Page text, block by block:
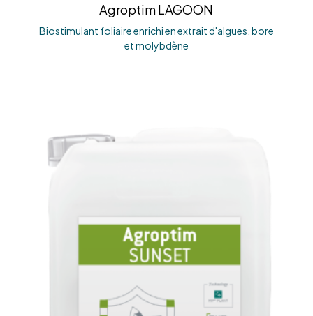
Agroptim LAGOON
Biostimulant foliaire enrichi en extrait d'algues, bore
et molybdène